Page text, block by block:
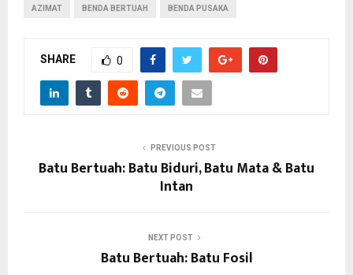
AZIMAT BENDA BERTUAH BENDA PUSAKA
SHARE 0
PREVIOUS POST
Batu Bertuah: Batu Biduri, Batu Mata & Batu
Intan
NEXT POST
Batu Bertuah: Batu Fosil